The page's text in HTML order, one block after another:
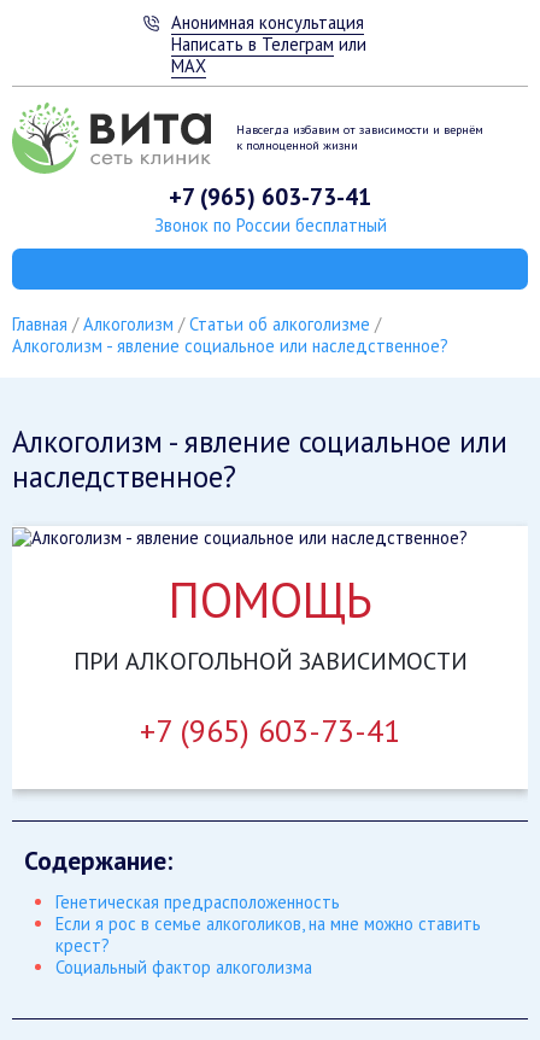
Анонимная консультация
Написать в Телеграм или
MAX
Навсегда избавим от зависимости и вернём
к полноценной жизни
+7 (965) 603-73-41
Звонок по России бесплатный
Главная Алкоголизм
Статьи об алкоголизме
Алкоголизм - явление социальное или наследственное?
Алкоголизм - явление социальное или
наследственное?
ПОМОЩЬ
ПРИ АЛКОГОЛЬНОЙ ЗАВИСИМОСТИ
+7 (965) 603-73-41
Содержание:
Генетическая предрасположенность
Если я рос в семье алкоголиков, на мне можно ставить
крест?
Социальный фактор алкоголизма